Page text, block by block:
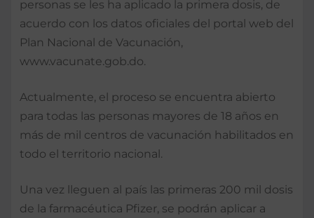
personas se les ha aplicado la primera dosis, de
acuerdo con los datos oficiales del portal web del
Plan Nacional de Vacunación,
www.vacunate.gob.do.
Actualmente, el proceso se encuentra abierto
para todas las personas mayores de 18 años en
más de mil centros de vacunación habilitados en
todo el territorio nacional.
Una vez lleguen al país las primeras 200 mil dosis
de la farmacéutica Pfizer, se podrán aplicar a